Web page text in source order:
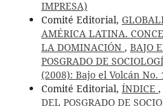
IMPRESA)
Comité Editorial,
AMÉRICA LATINA.
LA DOMINACIÓN , BAJO
POSGRADO DE
(2008): Bajo el Volcán No.
Comité Editorial, ÍNDICE ,
DEL POSGRADO DE